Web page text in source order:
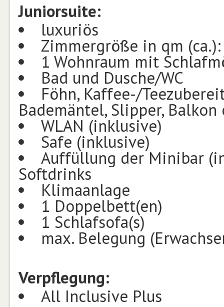
Juniorsuite:
luxuriös
Zimmergröße in qm
1 Wohnraum mit
Bad und Dusche/WC
Föhn, Kaffee-/
Bademäntel, Slipper, Balkon
WLAN (inklusive)
Safe (inklusive)
Auffüllung der Minibar
Softdrinks
Klimaanlage
1 Doppelbett(en)
1 Schlafsofa(s)
max. Belegung
Verpflegung:
All Inclusive Plus